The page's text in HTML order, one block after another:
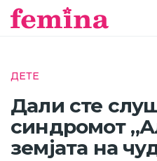
ДЕТЕ
Дали сте
синдромот
земјата на